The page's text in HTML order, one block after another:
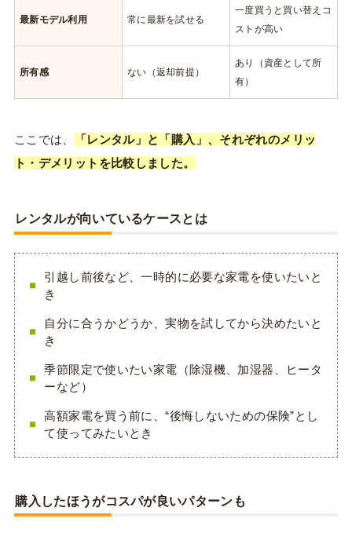
最新モデル利用 常に最新を試せる
一度買うと買い替えコ
ストが高い
所有感 ない（返却前提）
あり（資産として所
有）
ここでは、
「レンタル」と「購入」、それぞれのメリッ
ト・デメリットを比較しました。
レンタルが向いているケースとは
引越し前後など、一時的に必要な家電を使いたいと
き
自分に合うかどうか、実物を試してから決めたいと
き
季節限定で使いたい家電（除湿機、加湿器、ヒータ
ーなど）
高額家電を買う前に、“後悔しないための保険”とし
て使ってみたいとき
購入したほうがコスパが良いパターンも